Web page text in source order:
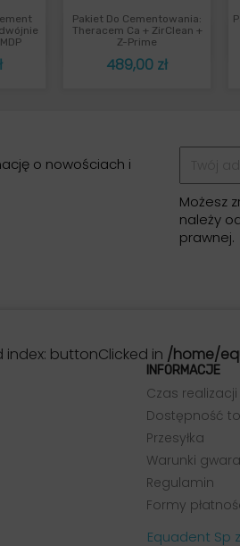
Pakiet Do Cementowania:
Theracem Ca + ZirClean +
Z-Prime
Cena
489,00 zł
Szybki podgląd
o nowościach i
Możesz
należy
prawnej.
index: buttonClicked in /home/
INFORMACJE
Czas
Dostępność
Przesyłka
Warunki
Regulamin
Formy
Equadent Sp